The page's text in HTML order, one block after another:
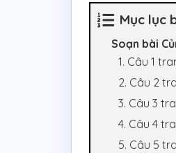
Mục lục
Soạn bài
1. Câu 1
2. Câu 2
3. Câu 3
4. Câu 4
5. Câu 5